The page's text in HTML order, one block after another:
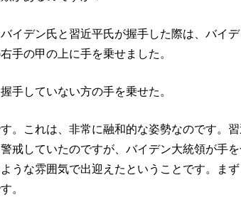
イデン氏と習近平氏が握手した際は、バイ
手の甲の上に手を乗せました。
手していない方の手を乗せた。
。これは、非常に融和的な姿勢なのです。
戒していたのですが、バイデン大統領が手を
ような雰囲気で出迎えたということです。ま
。